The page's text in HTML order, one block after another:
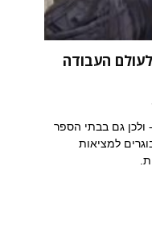
העבודה
ולכן גם בבתי הספר
למציאות